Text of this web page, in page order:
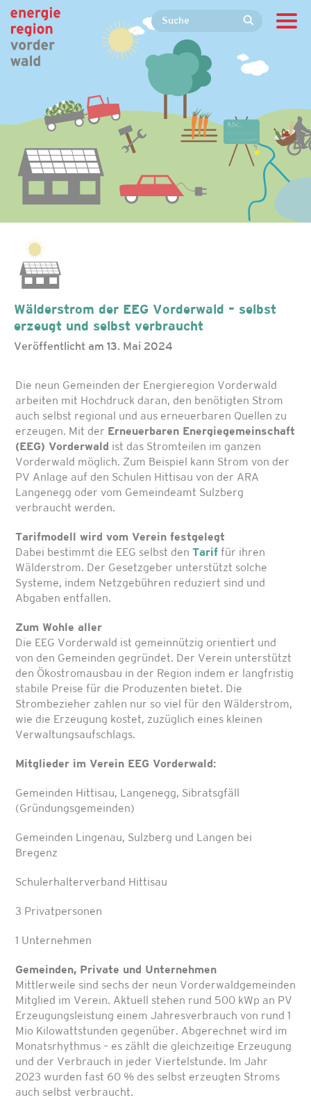
Wälderstrom der EEG Vorderwald – selbst
erzeugt und selbst verbraucht
Veröffentlicht am 13. Mai 2024
Die neun Gemeinden der Energieregion Vorderwald
arbeiten mit Hochdruck daran, den benötigten Strom
auch selbst regional und aus erneuerbaren Quellen zu
erzeugen. Mit der Erneuerbaren Energiegemeinschaft
(EEG) Vorderwald ist das Stromteilen im ganzen
Vorderwald möglich. Zum Beispiel kann Strom von der
PV Anlage auf den Schulen Hittisau von der ARA
Langenegg oder vom Gemeindeamt Sulzberg
verbraucht werden.
Tarifmodell wird vom Verein festgelegt
Dabei bestimmt die EEG selbst den Tarif für ihren
Wälderstrom. Der Gesetzgeber unterstützt solche
Systeme, indem Netzgebühren reduziert sind und
Abgaben entfallen.
Zum Wohle aller
Die EEG Vorderwald ist gemeinnützig orientiert und
von den Gemeinden gegründet. Der Verein unterstützt
den Ökostromausbau in der Region indem er langfristig
stabile Preise für die Produzenten bietet. Die
Strombezieher zahlen nur so viel für den Wälderstrom,
wie die Erzeugung kostet, zuzüglich eines kleinen
Verwaltungsaufschlags.
Mitglieder im Verein EEG Vorderwald:
Gemeinden Hittisau, Langenegg, Sibratsgfäll
(Gründungsgemeinden)
Gemeinden Lingenau, Sulzberg und Langen bei
Bregenz
Schulerhalterverband Hittisau
3 Privatpersonen
1 Unternehmen
Gemeinden, Private und Unternehmen
Mittlerweile sind sechs der neun Vorderwaldgemeinden
Mitglied im Verein. Aktuell stehen rund 500 kWp an PV
Erzeugungsleistung einem Jahresverbrauch von rund 1
Mio Kilowattstunden gegenüber. Abgerechnet wird im
Monatsrhythmus – es zählt die gleichzeitige Erzeugung
und der Verbrauch in jeder Viertelstunde. Im Jahr
2023 wurden fast 60 % des selbst erzeugten Stroms
auch selbst verbraucht.